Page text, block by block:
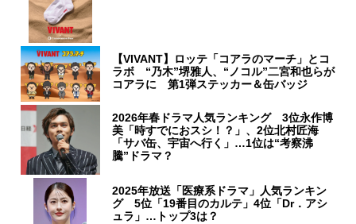
【VIVANT】ロッテ「コアラのマーチ」とコ
ラボ “乃木”堺雅人、“ノコル”二宮和也らが
コアラに 第1弾ステッカー＆缶バッジ
2026年春ドラマ人気ランキング 3位永作博
美「時すでにおスシ！？」、2位北村匠海
「サバ缶、宇宙へ行く」…1位は“考察沸
騰”ドラマ？
2025年放送「医療系ドラマ」人気ランキン
グ 5位「19番目のカルテ」4位「Dr．アシ
ュラ」…トップ3は？